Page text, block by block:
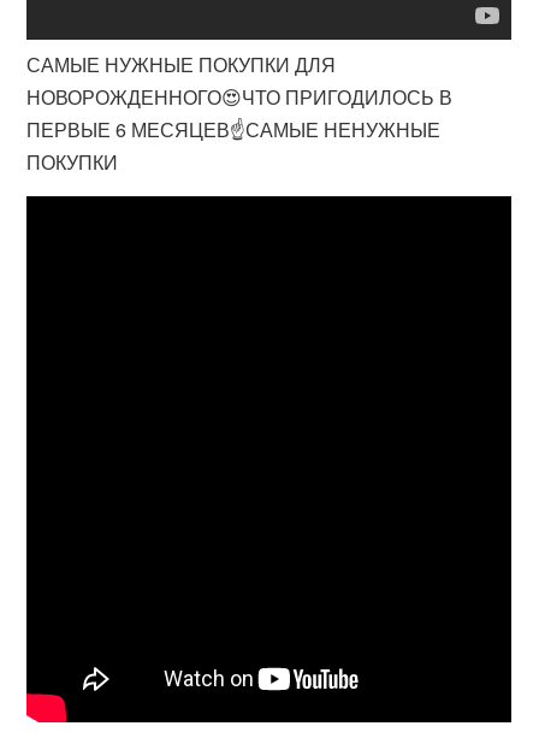
САМЫЕ НУЖНЫЕ ПОКУПКИ ДЛЯ
НОВОРОЖДЕННОГО😍ЧТО ПРИГОДИЛОСЬ В
ПЕРВЫЕ 6 МЕСЯЦЕВ☝️САМЫЕ НЕНУЖНЫЕ
ПОКУПКИ